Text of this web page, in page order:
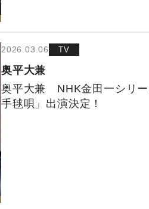
2026.03.06 TV
奥平大兼
奥平大兼 NHK金田一シリ
手毬唄」出演決定！